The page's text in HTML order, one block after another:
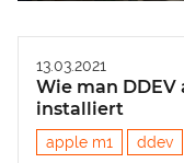
13.03.2021
Wie man DDEV
installiert
apple m1 ddev